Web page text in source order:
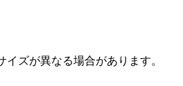
ズが異なる場合があります。